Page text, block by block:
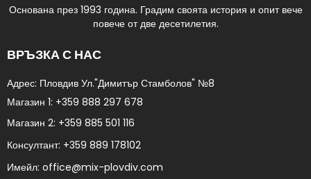
Основана през 1993 година. Градим своята история и опит вече
повече от две десетилетия.
ВРЪЗКА С НАС
Адрес: Пловдив Ул."Димитър Стамболов" №8​
Магазин 1: +359 888 297 678
Магазин 2: +359 885 501 116
Консултант: +359 889 178102​
Имейл: office@mix-plovdiv.com